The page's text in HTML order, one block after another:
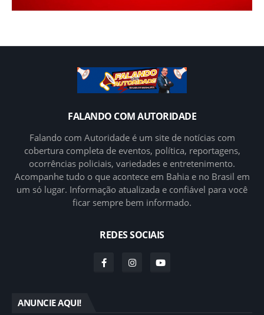
FALANDO COM AUTORIDADE
Falando com Autoridade é um site de notícias com
cobertura completa de eventos, política, reportagens,
ocorrências policiais, variedades e entretenimento.
Acompanhe tudo o que acontece em Bahia e no Brasil em
um só lugar. Informação atualizada e confiável para você
ficar sempre bem informado.
REDES SOCIAIS
ANUNCIE AQUI!